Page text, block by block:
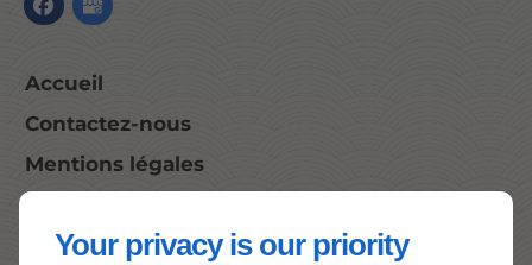
Your privacy is our priority
Accueil
Contactez-nous
Mentions légales